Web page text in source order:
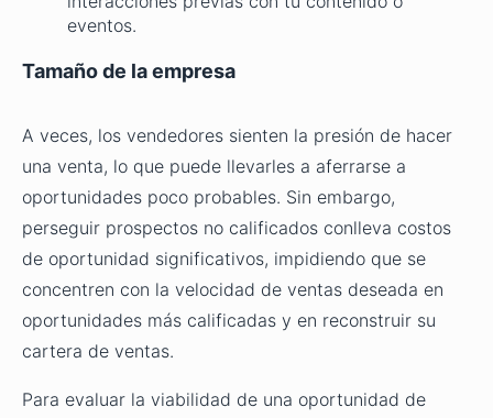
eventos.
Tamaño de la empresa
A veces, los vendedores sienten la presión de hacer
una venta, lo que puede llevarles a aferrarse a
oportunidades poco probables. Sin embargo,
perseguir prospectos no calificados conlleva costos
de oportunidad significativos, impidiendo que se
concentren con la velocidad de ventas deseada en
oportunidades más calificadas y en reconstruir su
cartera de ventas.
Para evaluar la viabilidad de una oportunidad de